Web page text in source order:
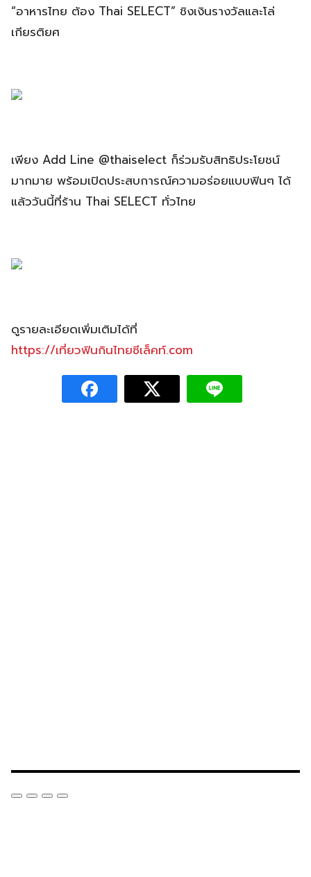
“อาหารไทย ต้อง Thai SELECT” ชิงเงินรางวัลและโล่
เกียรติยศ
เพียง Add Line @thaiselect ก็ร่วมรับสิทธิประโยชน์
มากมาย พร้อมเปิดประสบการณ์ความอร่อยแบบฟินๆ ได้
แล้ววันนี้ที่ร้าน Thai SELECT ทั่วไทย
ดูรายละเอียดเพิ่มเติมได้ที่
https://เที่ยวฟินกินไทยซีเล็คท์.com